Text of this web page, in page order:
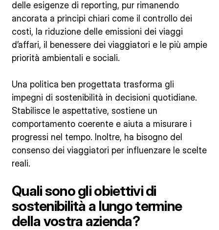
delle esigenze di reporting, pur rimanendo
ancorata a principi chiari come il controllo dei
costi, la riduzione delle emissioni dei viaggi
d’affari, il benessere dei viaggiatori e le più ampie
priorità ambientali e sociali.
Una politica ben progettata trasforma gli
impegni di sostenibilità in decisioni quotidiane.
Stabilisce le aspettative, sostiene un
comportamento coerente e aiuta a misurare i
progressi nel tempo. Inoltre, ha bisogno del
consenso dei viaggiatori per influenzare le scelte
reali.
Quali sono gli obiettivi di
sostenibilità a lungo termine
della vostra azienda?